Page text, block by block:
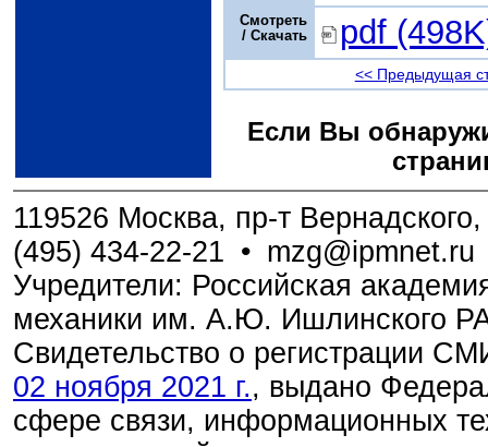
Смотреть
/ Скачать
pdf
<< Предыдущая
Если Вы
119526 Москва, пр-т
(495) 434-22-21 • mzg@ipmnet.ru
Учредители: Российская
механики им. А.Ю. Ишлинского
Свидетельство о регистрации
02 ноября 2021 г., выдано
сфере связи, информационных